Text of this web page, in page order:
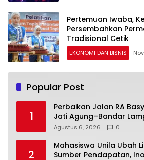
Pertemuan Iwaba,
Persembahkan
Tradisional Cetik
EKONOMI DAN BISNIS
Popular Post
1
Perbaikan Jalan RA
Jati Agung–Bandar
Lancar
Agustus 6, 2026 0
2
Mahasiswa Unila Ubah
Sumber Pendapatan,